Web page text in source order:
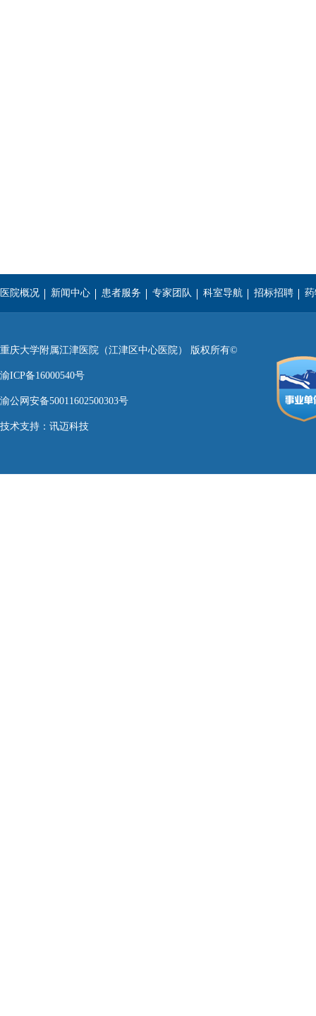
医院概况 新闻中心 患者服务 专家团队 科室导航 招标招聘
重庆大学附属江津医院（江津区中心医院） 版权所有©
渝ICP备16000540号
渝公网安备50011602500303号
技术支持： 讯迈科技